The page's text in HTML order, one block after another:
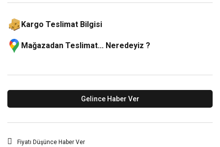
Kargo Teslimat Bilgisi
Mağazadan Teslimat... Neredeyiz ?
Gelince Haber Ver
Fiyatı Düşünce Haber Ver